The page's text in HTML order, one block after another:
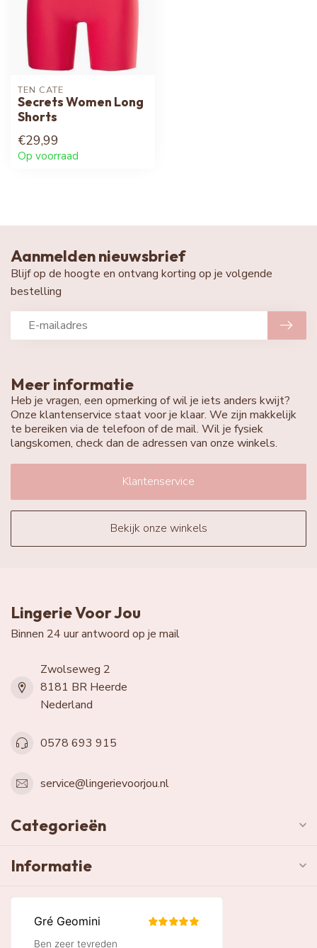
TEN CATE
Secrets Women Long
Shorts
€29,99
Op voorraad
Meer informatie
Heb je vragen, een opmerking of wil je iets anders kwijt?
Onze klantenservice staat voor je klaar. We zijn makkelijk
te bereiken via de telefoon of de mail. Wil je fysiek
langskomen, check dan de adressen van onze winkels.
Klantenservice
Bekijk onze winkels
Aanmelden nieuwsbrief
Blijf op de hoogte en ontvang korting op je volgende
bestelling
Lingerie Voor Jou
Binnen 24 uur antwoord op je mail
Zwolseweg 2
8181 BR Heerde
Nederland
0578 693 915
service@lingerievoorjou.nl
Categorieën
Informatie